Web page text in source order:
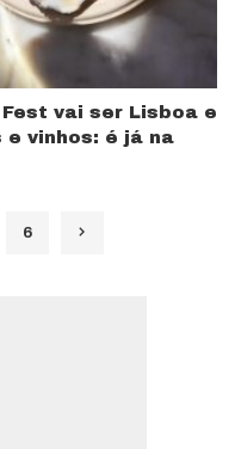
vai ser Lisboa e
vinhos: é já na
6